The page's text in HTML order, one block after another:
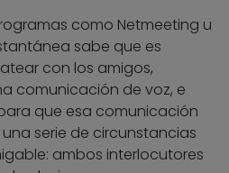
como Netmeeting u
sabe que es
con los amigos,
comunicación de voz, e
que esa comunicación
serie de circunstancias
ambos interlocutores